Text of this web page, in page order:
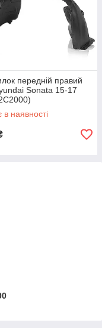
передній правий
Sonata 15-17
наявності